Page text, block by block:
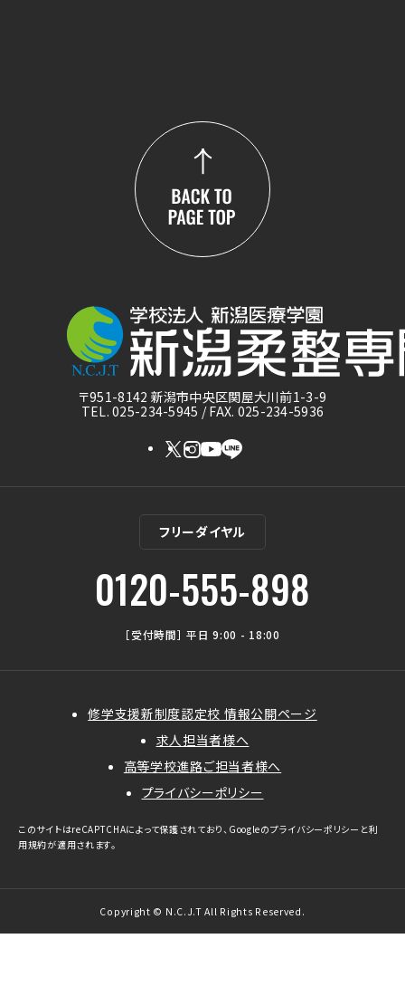
〒951-8142 新潟市中央区関屋大川前1-3-9
TEL. 025-234-5945 / FAX. 025-234-5936
フリーダイヤル
0120-555-898
［受付時間］ 平日 9:00 - 18:00
修学支援新制度認定校 情報公開ページ
求人担当者様へ
高等学校進路ご担当者様へ
プライバシーポリシー
Copyright © N.C.J.T All Rights Reserved.
このサイトはreCAPTCHAによって保護されており、Googleのプライバシーポリシー と利
用規約が適用されます。